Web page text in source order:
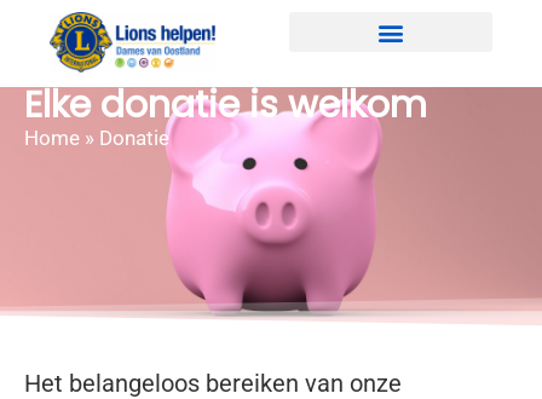
Elke donatie is welkom
Home » Donatie
Het belangeloos bereiken van onze